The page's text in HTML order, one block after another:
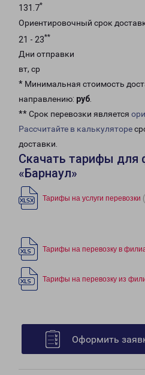
131.7*
Ориентировочный срок
21 - 23**
Дни отправки
вт, ср
* Минимальная стоимость
направлению: руб.
** Срок перевозки является
Рассчитайте в калькуляторе
доставки.
Скачать тарифы для
«Барнаул»
Тарифы на услуги перевозки
Тарифы на перевозку в
Тарифы на перевозку из
Оформить